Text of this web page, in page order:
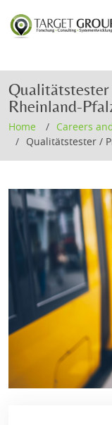
Rheinland-
Home
Careers
Qualitätstester /